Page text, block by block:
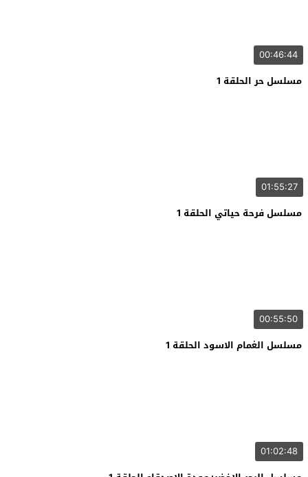
00:46:44
مسلسل حر الحلقة 1
01:55:27
مسلسل فرحة حياتي الحلقة 1
00:55:50
مسلسل الغمام الاسود الحلقة 1
01:02:48